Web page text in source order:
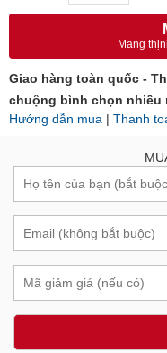
Mang
Giao hàng toàn quốc -
chuộng bình chọn nhiều
Hướng dẫn mua | Thanh